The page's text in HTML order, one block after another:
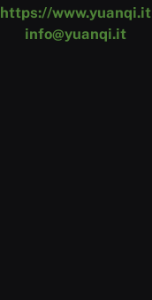
https://www.yuanqi.it
info@yuanqi.it